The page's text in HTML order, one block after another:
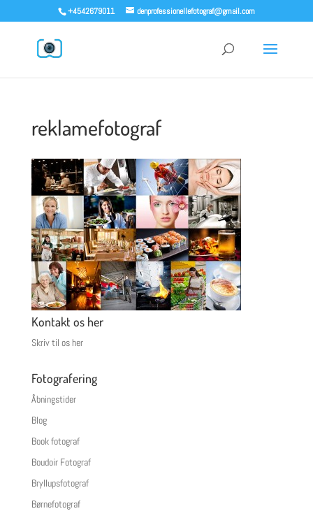
+4542679011 denprofessionellefotograf@gmail.com
reklamefotograf
Kontakt os her
Skriv til os her
Fotografering
Åbningstider
Blog
Book fotograf
Boudoir Fotograf
Bryllupsfotograf
Børnefotograf